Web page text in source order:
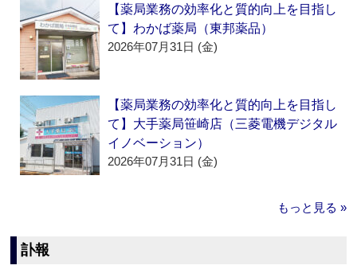
【薬局業務の効率化と質的向上を目指し
て】わかば薬局（東邦薬品）
2026年07月31日 (金)
【薬局業務の効率化と質的向上を目指し
て】大手薬局笹崎店（三菱電機デジタル
イノベーション）
2026年07月31日 (金)
もっと見る »
訃報